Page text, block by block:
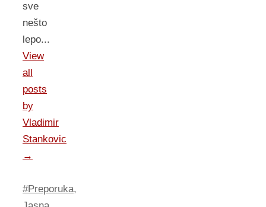
sve
nešto
lepo...
View
all
posts
by
Vladimir
Stankovic
→
#Preporuka,